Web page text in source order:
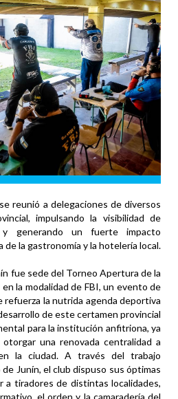
reunió a delegaciones de diversos
impulsando la visibilidad de
y generando un fuerte impacto
de la gastronomía y la hotelería local.
fue sede del Torneo Apertura de la
la modalidad de FBI, un evento de
refuerza la nutrida agenda deportiva
de este certamen provincial
para la institución anfitriona, ya
una renovada centralidad a
la ciudad. A través del trabajo
Junín, el club dispuso sus óptimas
a tiradores de distintas localidades,